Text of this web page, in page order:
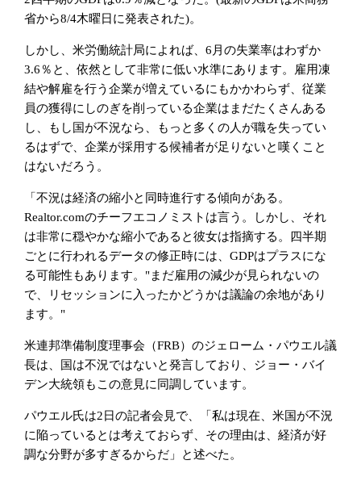
省から8/4木曜日に発表された)。
しかし、米労働統計局によれば、6月の失業率はわずか
3.6％と、依然として非常に低い水準にあります。雇用凍
結や解雇を行う企業が増えているにもかかわらず、従業
員の獲得にしのぎを削っている企業はまだたくさんある
し、もし国が不況なら、もっと多くの人が職を失ってい
るはずで、企業が採用する候補者が足りないと嘆くこと
はないだろう。
「不況は経済の縮小と同時進行する傾向がある。
Realtor.comのチーフエコノミストは言う。しかし、それ
は非常に穏やかな縮小であると彼女は指摘する。四半期
ごとに行われるデータの修正時には、GDPはプラスにな
る可能性もあります。"まだ雇用の減少が見られないの
で、リセッションに入ったかどうかは議論の余地があり
ます。"
米連邦準備制度理事会（FRB）のジェローム・パウエル議
長は、国は不況ではないと発言しており、ジョー・バイ
デン大統領もこの意見に同調しています。
パウエル氏は2日の記者会見で、「私は現在、米国が不況
に陥っているとは考えておらず、その理由は、経済が好
調な分野が多すぎるからだ」と述べた。